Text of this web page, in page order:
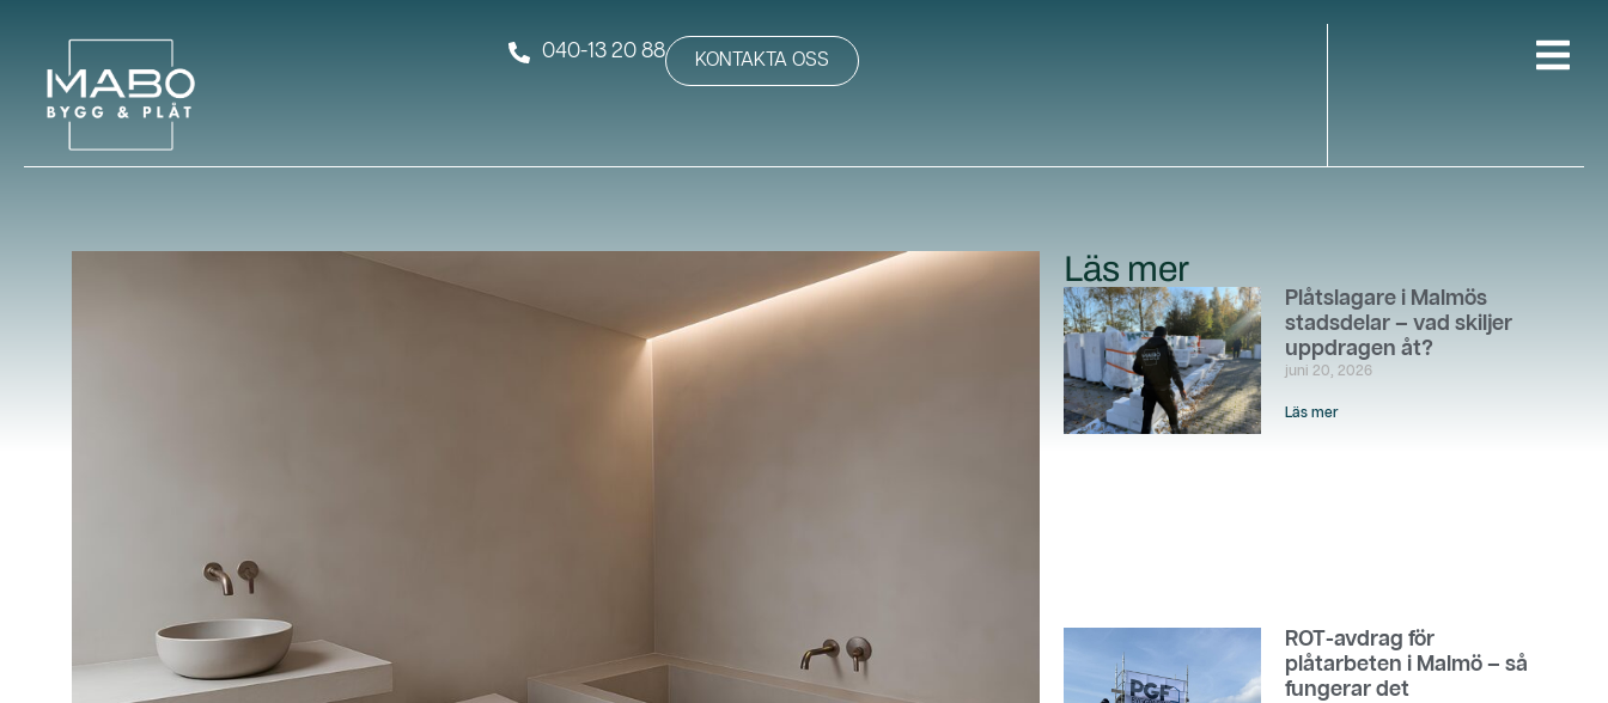
040-13 20 88 KONTAKTA OSS
Läs mer
Plåtslagare i Malmös
stadsdelar – vad skiljer
uppdragen åt?
juni 20, 2026
Läs mer
ROT-avdrag för
plåtarbeten i Malmö – så
fungerar det